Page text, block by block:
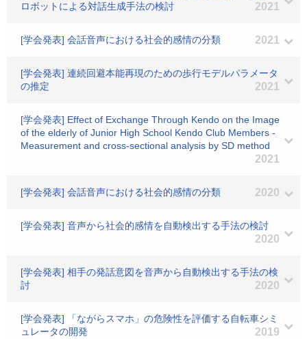
ロボットによる対話生成手法の検討
2021
[学会発表] 会話音声における社会的感情の分類 2021
[学会発表] 連続回避本能再現のための歩行モデルパラメータ
の推定
2021
[学会発表] Effect of Exchange Through Kendo on the Image
of the elderly of Junior High School Kendo Club Members -
Measurement and cross-sectional analysis by SD method
2021
[学会発表] 会話音声における社会的感情の分類 2020
[学会発表] 音声から社会的感情を自動検出する手法の検討
2020
[学会発表] 相手の発話意図を音声から自動検出する手法の検
討
2020
[学会発表] 「ながらスマホ」の危険性を評価する自転車シミ
ュレータの開発
2019